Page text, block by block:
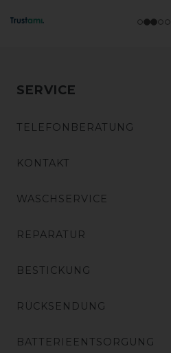
SERVICE
TELEFONBERATUNG
KONTAKT
WASCHSERVICE
REPARATUR
BESTICKUNG
RÜCKSENDUNG
BATTERIEENTSORGUNG